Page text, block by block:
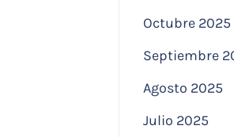
Octubre 2025
Septiembre
Agosto 2025
Julio 2025